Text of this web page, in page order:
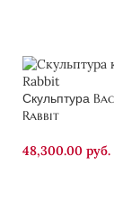
Скульптура
Rabbit
48,300.00 руб.